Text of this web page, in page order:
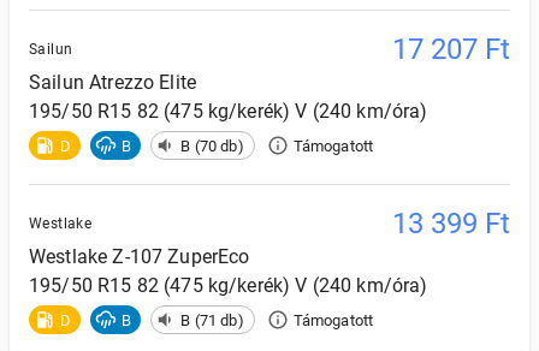
Sailun 17 207 Ft
Sailun Atrezzo Elite
195/50 R15 82 (475 kg/kerék) V (240 km/óra)
D B B (70 db) Támogatott
Westlake 13 399 Ft
Westlake Z-107 ZuperEco
195/50 R15 82 (475 kg/kerék) V (240 km/óra)
D B B (71 db) Támogatott